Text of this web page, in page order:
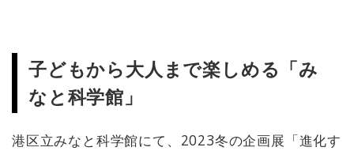
子どもから大人まで楽しめる「み
なと科学館」
港区立みなと科学館にて、2023冬の企画展「進化す